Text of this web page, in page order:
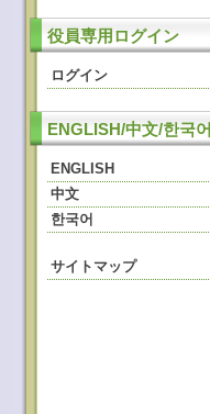
役員専用ログイン
ログイン
ENGLISH/中文/한국어
ENGLISH
中文
한국어
サイトマップ